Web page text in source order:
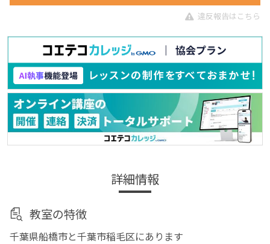
違反報告はこちら
詳細情報
教室の特徴
千葉県船橋市と千葉市稲毛区にあります